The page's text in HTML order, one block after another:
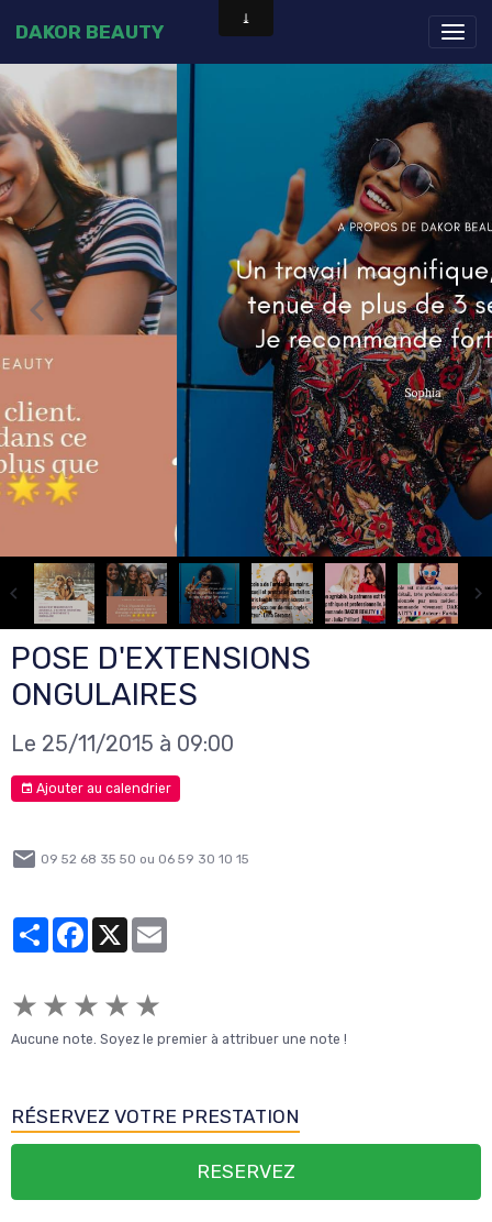
DAKOR BEAUTY
POSE D'EXTENSIONS
ONGULAIRES
Le 25/11/2015 à 09:00
Ajouter au calendrier
09 52 68 35 50 ou 06 59 30 10 15
PartagerFacebook
★ ★ ★ ★ ★
Aucune note. Soyez le premier à attribuer une note !
RÉSERVEZ VOTRE PRESTATION
RESERVEZ